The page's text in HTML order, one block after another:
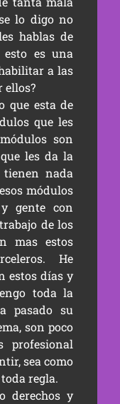
lo digo no
hablas de
es una
a las
ellos?
que esta de
que les
son
les da la
tienen nada
módulos
gente con
de los
mas estos
He
estos días y
toda la
pasado su
son poco
profesional
sea como
regla.
derechos y